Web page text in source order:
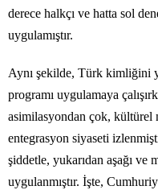
derece halkçı ve hatta sol
uygulamıştır.
Aynı şekilde, Türk kimliğini
programı uygulamaya
asimilasyondan çok,
entegrasyon siyaseti
şiddetle, yukarıdan aşağı ve
uygulanmıştır. İşte,